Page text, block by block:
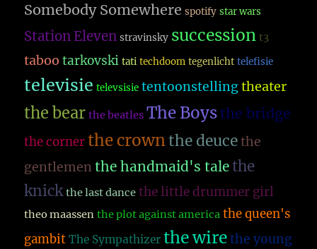
Somebody Somewhere spotify star wars
Station Eleven stravinsky succession t3
taboo tarkovski tati techdoom tegenlicht telefisie
televisie televsisie tentoonstelling theater
the bear the beatles The Boys the bridge
the corner the crownthe deuce the
gentlemen the handmaid's tale the
knick the last dance the little drummer girl
theo maassen the plot against america the queen's
gambit The Sympathizer the wire the young